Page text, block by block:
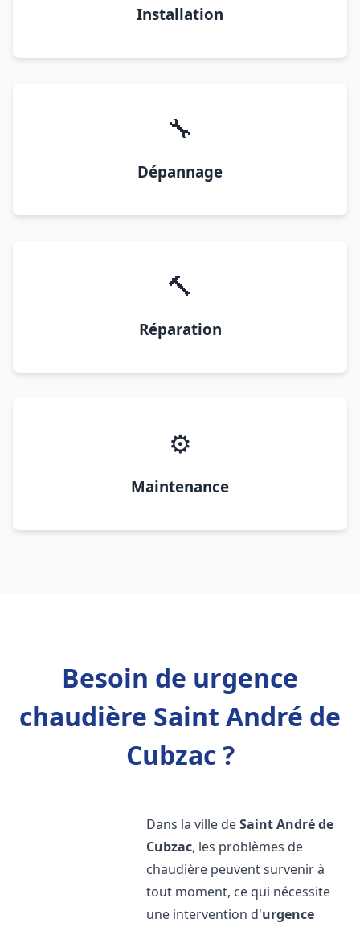
Installation
🔧
Dépannage
🔨
Réparation
⚙️
Maintenance
Besoin de urgence
chaudière Saint André de
Cubzac ?
Dans la ville deSaint André de
Cubzac, les problèmes de
chaudière peuvent survenir à
tout moment, ce qui nécessite
une intervention d'urgence